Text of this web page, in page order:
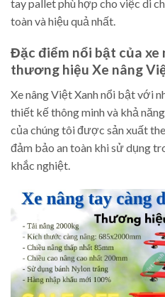
tay pallet phù hợp cho việc di
toàn và hiệu quả nhất.
Đặc điểm nổi bật của xe
thương hiệu Xe nâng
Xe nâng Việt Xanh nổi bật với
thiết kế thông minh và khả
của chúng tôi được sản xuất
đảm bảo an toàn khi sử dụng
khắc nghiệt.